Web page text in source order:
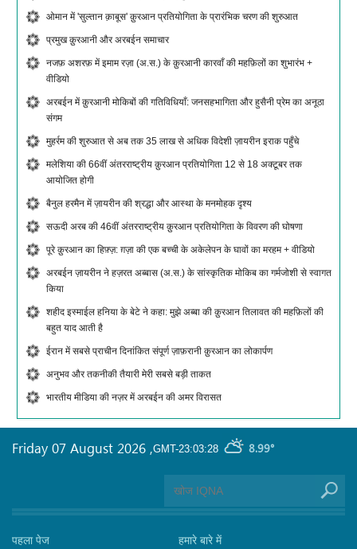
ओमान में 'सुल्तान क़ाबूस' क़ुरआन प्रतियोगिता के प्रारंभिक चरण की शुरुआत
प्रमुख क़ुरआनी और अरबईन समाचार
नजफ़ अशरफ़ में इमाम रज़ा (अ.स.) के क़ुरआनी कारवाँ की महफ़िलों का शुभारंभ +
वीडियो
अरबईन में क़ुरआनी मोकिबों की गतिविधियाँ: जनसहभागिता और हुसैनी प्रेम का अनूठा
संगम
मुहर्रम की शुरुआत से अब तक 35 लाख से अधिक विदेशी ज़ायरीन इराक पहुँचे
मलेशिया की 66वीं अंतरराष्ट्रीय क़ुरआन प्रतियोगिता 12 से 18 अक्टूबर तक
आयोजित होगी
बैनुल हरमैन में ज़ायरीन की श्रद्धा और आस्था के मनमोहक दृश्य
सऊदी अरब की 46वीं अंतरराष्ट्रीय क़ुरआन प्रतियोगिता के विवरण की घोषणा
पूरे क़ुरआन का हिफ़्ज़: ग़ज़ा की एक बच्ची के अकेलेपन के घावों का मरहम + वीडियो
अरबईन ज़ायरीन ने हज़रत अब्बास (अ.स.) के सांस्कृतिक मोकिब का गर्मजोशी से स्वागत
किया
शहीद इस्माईल हनिया के बेटे ने कहा: मुझे अब्बा की क़ुरआन तिलावत की महफ़िलों की
बहुत याद आती है
ईरान में सबसे प्राचीन दिनांकित संपूर्ण ज़ाफ़रानी क़ुरआन का लोकार्पण
अनुभव और तकनीकी तैयारी मेरी सबसे बड़ी ताकत
भारतीय मीडिया की नज़र में अरबईन की अमर विरासत
GMT-23:03:28 8.99°
Friday 07 August 2026 ,
पहला पेज हमारे बारे में